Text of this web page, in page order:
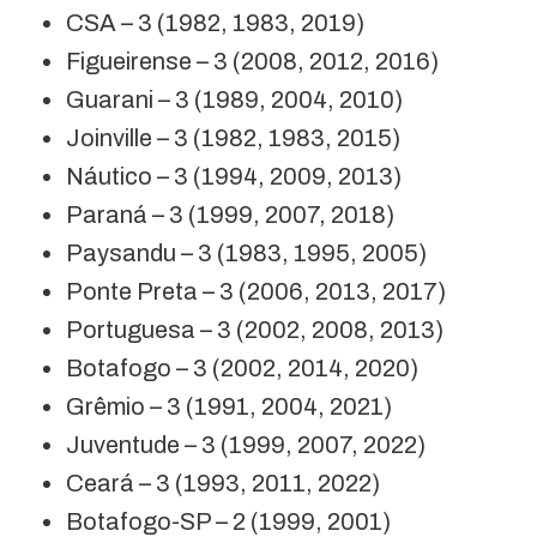
CSA – 3 (1982, 1983, 2019)
Figueirense – 3 (2008, 2012, 2016)
Guarani – 3 (1989, 2004, 2010)
Joinville – 3 (1982, 1983, 2015)
Náutico – 3 (1994, 2009, 2013)
Paraná – 3 (1999, 2007, 2018)
Paysandu – 3 (1983, 1995, 2005)
Ponte Preta – 3 (2006, 2013, 2017)
Portuguesa – 3 (2002, 2008, 2013)
Botafogo – 3 (2002, 2014, 2020)
Grêmio – 3 (1991, 2004, 2021)
Juventude – 3 (1999, 2007, 2022)
Ceará – 3 (1993, 2011, 2022)
Botafogo-SP – 2 (1999, 2001)